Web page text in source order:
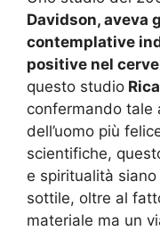
Davidson, aveva
contemplative
positive nel
questo studio
confermando tale
dell’uomo più
scientifiche,
e spiritualità
sottile, oltre al
materiale ma un